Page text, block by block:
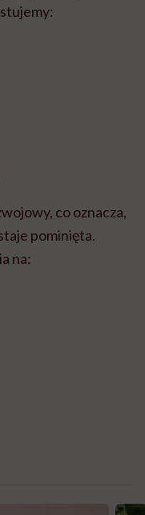
co oznacza,
pominięta.
na: